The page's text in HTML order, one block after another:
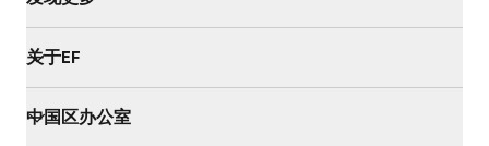
关于EF
中国区办公室